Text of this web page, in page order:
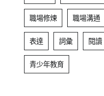
職場修煉 職場溝通
表達 詞彙 閱讀
青少年教育